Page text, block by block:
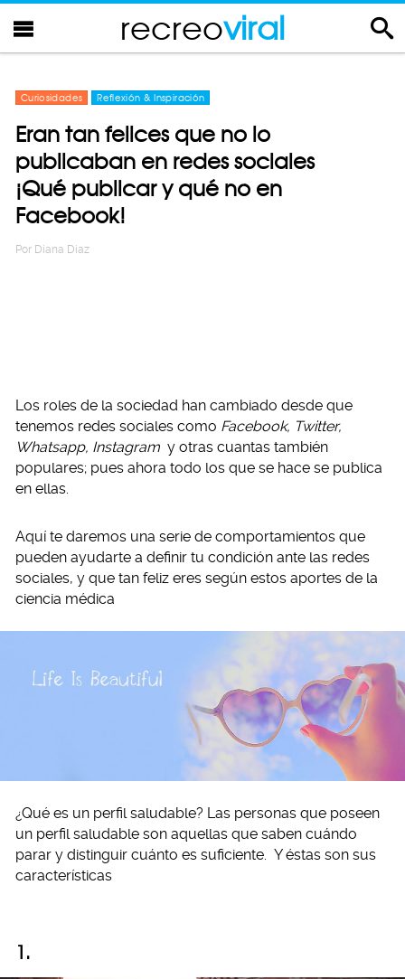
recreoviral
Curiosidades Reflexión & Inspiración
Eran tan felices que no lo
publicaban en redes sociales
¡Qué publicar y qué no en
Facebook!
Por Diana Diaz
Los roles de la sociedad han cambiado desde que
tenemos redes sociales como Facebook, Twitter,
Whatsapp, Instagram y otras cuantas también
populares; pues ahora todo los que se hace se publica
en ellas.
Aquí te daremos una serie de comportamientos que
pueden ayudarte a definir tu condición ante las redes
sociales, y que tan feliz eres según estos aportes de la
ciencia médica
¿Qué es un perfil saludable? Las personas que poseen
un perfil saludable son aquellas que saben cuándo
parar y distinguir cuánto es suficiente. Y éstas son sus
características
1.